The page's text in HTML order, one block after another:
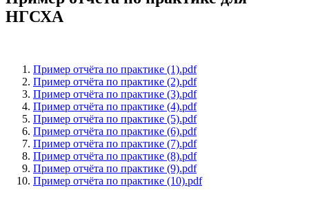
НГСХА
Пример отчёта по практике (1).pdf
Пример отчёта по практике (2).pdf
Пример отчёта по практике (3).pdf
Пример отчёта по практике (4).pdf
Пример отчёта по практике (5).pdf
Пример отчёта по практике (6).pdf
Пример отчёта по практике (7).pdf
Пример отчёта по практике (8).pdf
Пример отчёта по практике (9).pdf
Пример отчёта по практике (10).pdf